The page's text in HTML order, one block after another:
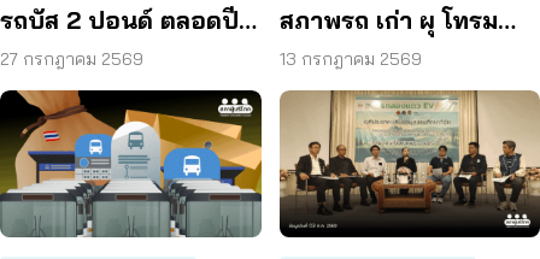
รถบัส 2 ปอนด์ ตลอดปี
70 ลดค่าครองชีพ
27 กรกฎาคม 2569
สภาพรถ เก่า ผุ โทรม
ถามหามาตรฐานรถ
ปลอดภัย
13 กรกฎาคม 2569